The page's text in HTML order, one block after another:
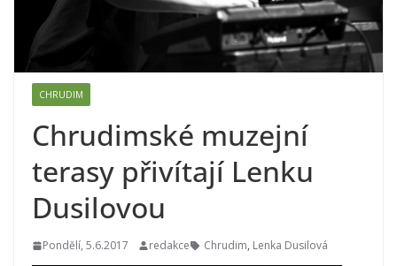
CHRUDIM
Chrudimské muzejní
terasy přivítají Lenku
Dusilovou
Pondělí, 5.6.2017 redakce Chrudim, Lenka Dusilová